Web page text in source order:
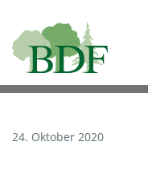
24. Oktober 2020